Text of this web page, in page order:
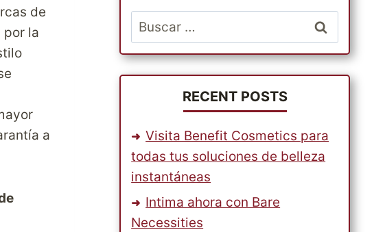
de
por la
a
Buscar:
RECENT POSTS
Visita Benefit Cosmetics para
todas tus soluciones de belleza
instantáneas
Intima ahora con Bare
Necessities